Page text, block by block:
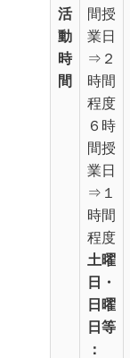
活
動
時
間
間授
業日
⇒２
時間
程度
６時
間授
業日
⇒１
時間
程度
土曜
日・
日曜
日等
：